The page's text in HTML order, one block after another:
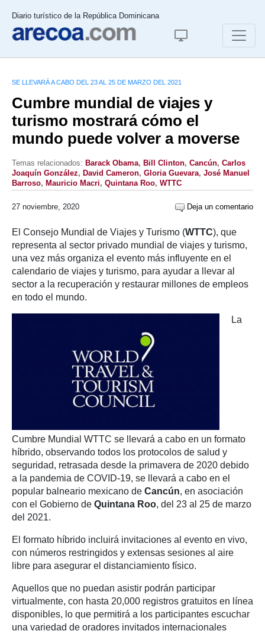
Diario turístico de la República Dominicana
SE LLEVARÁ A CABO DEL 23 AL 25 DE MARZO DEL 2021
Cumbre mundial de viajes y
turismo mostrará cómo el
mundo puede volver a moverse
Temas relacionados: Barack Obama, Bill Clinton, Cancún, Carlos
Joaquín González, David Cameron, Gloria Guevara, José Manuel
Barroso, Mauricio Macri, Quintana Roo, WTTC
27 noviembre, 2020 Deja un comentario
El Consejo Mundial de Viajes y Turismo (WTTC), que
representa al sector privado mundial de viajes y turismo,
una vez más organiza el evento más influyente en el
calendario de viajes y turismo, para ayudar a llevar al
sector a la recuperación y restaurar millones de empleos
en todo el mundo.
La
Cumbre Mundial WTTC se llevará a cabo en un formato
híbrido, observando todos los protocolos de salud y
seguridad, retrasada desde la primavera de 2020 debido
a la pandemia de COVID-19, se llevará a cabo en el
popular balneario mexicano de Cancún, en asociación
con el Gobierno de Quintana Roo, del 23 al 25 de marzo
del 2021.
El formato híbrido incluirá invitaciones al evento en vivo,
con números restringidos y extensas sesiones al aire
libre para asegurar el distanciamiento físico.
Aquellos que no puedan asistir podrán participar
virtualmente, con hasta 20,000 registros gratuitos en línea
disponibles, lo que permitirá a los participantes escuchar
una variedad de oradores invitados internacionales